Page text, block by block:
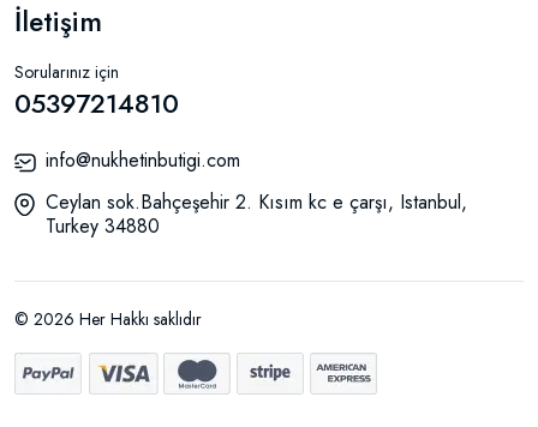
İletişim
Sorularınız için
05397214810
info@nukhetinbutigi.com
Ceylan sok.Bahçeşehir 2. Kısım kc e çarşı, Istanbul,
Turkey 34880
© 2026 Her Hakkı saklıdır